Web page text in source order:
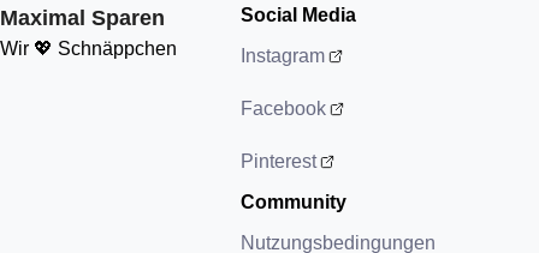
Maximal Sparen
Wir 💖 Schnäppchen
Social Media
Instagram
Facebook
Pinterest
Community
Nutzungsbedingungen